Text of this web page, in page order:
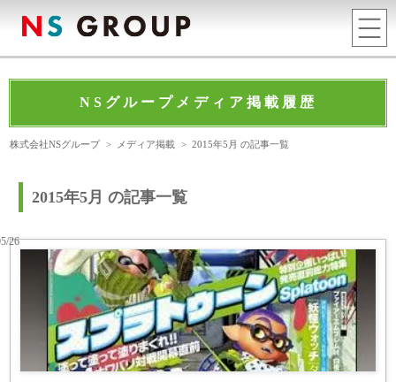
NSグループメディア掲載履歴
株式会社NSグループ > メディア掲載 >2015年5月 の記事一覧
2015年5月 の記事一覧
26